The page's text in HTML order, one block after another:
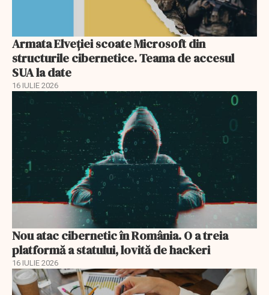
Armata Elveției scoate Microsoft din
structurile cibernetice. Teama de accesul
SUA la date
16 IULIE 2026
Nou atac cibernetic în România. O a treia
platformă a statului, lovită de hackeri
16 IULIE 2026